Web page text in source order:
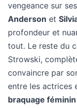
vengeance sur
Anderson et
profondeur et
tout. Le reste du
Strowski,
convaincre par
entre les actrices
braquage féminin